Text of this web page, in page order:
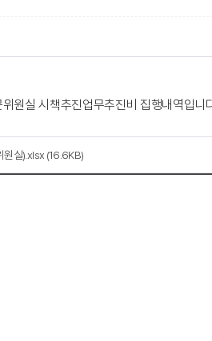
원실 시책추진업무추진비 집행내역입니
원실).xlsx (16.6KB)